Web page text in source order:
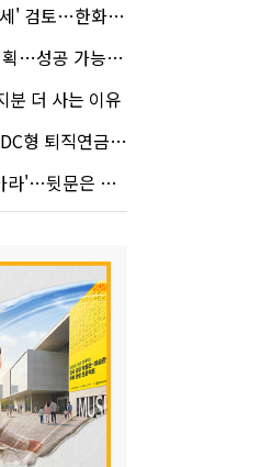
큐셀·OCI 영향은?
가능성은 '글쎄'
분 더 사는 이유
금…전문가 조언은
문은 열었다